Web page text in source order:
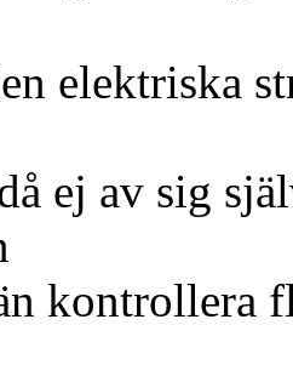
elektriska
ej av sig
kontrollera